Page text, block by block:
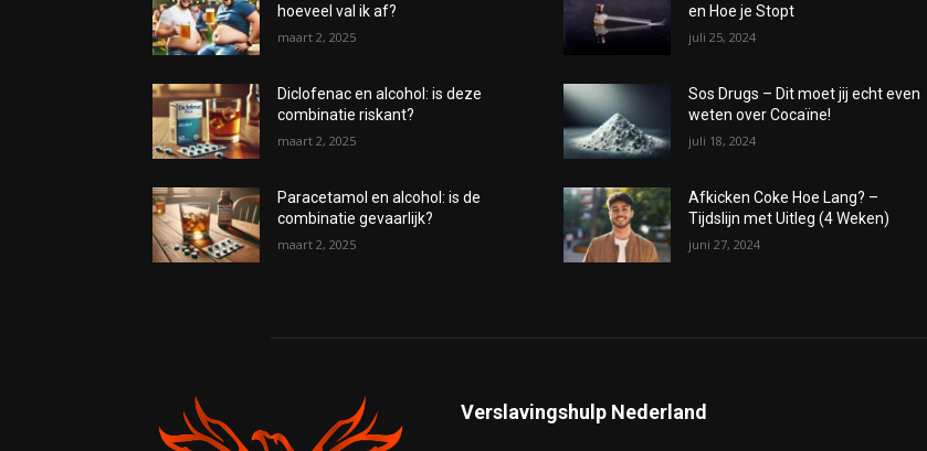
hoeveel val ik af?
maart 2, 2025
Diclofenac en alcohol: is deze
combinatie riskant?
maart 2, 2025
Paracetamol en alcohol: is de
combinatie gevaarlijk?
maart 2, 2025
en Hoe je Stopt
juli 25, 2024
Sos Drugs – Dit moet jij echt even
weten over Cocaïne!
juli 18, 2024
Afkicken Coke Hoe Lang? –
Tijdslijn met Uitleg (4 Weken)
juni 27, 2024
Verslavingshulp Nederland